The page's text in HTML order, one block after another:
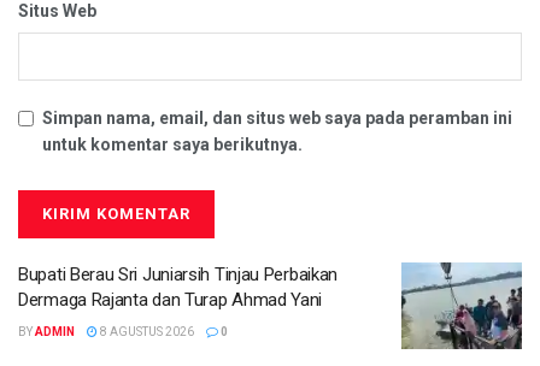
Situs Web
Simpan nama, email, dan situs web saya pada peramban ini
untuk komentar saya berikutnya.
Bupati Berau Sri Juniarsih Tinjau Perbaikan
Dermaga Rajanta dan Turap Ahmad Yani
BYADMIN 8 AGUSTUS 2026 0